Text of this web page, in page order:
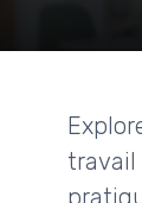
travail